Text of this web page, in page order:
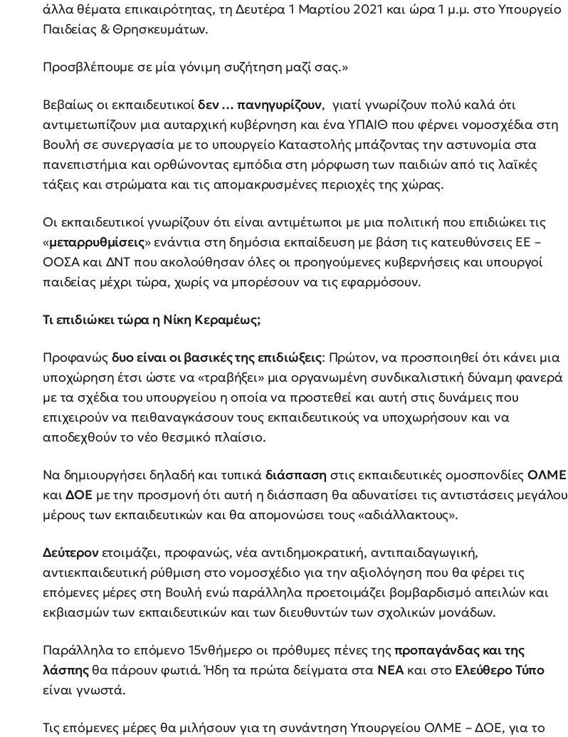
άλλα θέματα επικαιρότητας, τη Δευτέρα 1 Μαρτίου 2021 και ώρα 1 μ.μ. στο Υπουργείο
Παιδείας & Θρησκευμάτων.
Προσβλέπουμε σε μία γόνιμη συζήτηση μαζί σας.»
Βεβαίως οι εκπαιδευτικοί δεν … πανηγυρίζουν, γιατί γνωρίζουν πολύ καλά ότι
αντιμετωπίζουν μια αυταρχική κυβέρνηση και ένα ΥΠΑΙΘ που φέρνει νομοσχέδια στη
Βουλή σε συνεργασία με το υπουργείο Καταστολής μπάζοντας την αστυνομία στα
πανεπιστήμια και ορθώνοντας εμπόδια στη μόρφωση των παιδιών από τις λαϊκές
τάξεις και στρώματα και τις απομακρυσμένες περιοχές της χώρας.
Οι εκπαιδευτικοί γνωρίζουν ότι είναι αντιμέτωποι με μια πολιτική που επιδιώκει τις
«μεταρρυθμίσεις» ενάντια στη δημόσια εκπαίδευση με βάση τις κατευθύνσεις ΕΕ –
ΟΟΣΑ και ΔΝΤ που ακολούθησαν όλες οι προηγούμενες κυβερνήσεις και υπουργοί
παιδείας μέχρι τώρα, χωρίς να μπορέσουν να τις εφαρμόσουν.
Τι επιδιώκει τώρα η Νίκη Κεραμέως;
Προφανώς δυο είναι οι βασικές της επιδιώξεις: Πρώτον, να προσποιηθεί ότι κάνει μια
υποχώρηση έτσι ώστε να «τραβήξει» μια οργανωμένη συνδικαλιστική δύναμη φανερά
με τα σχέδια του υπουργείου η οποία να προστεθεί και αυτή στις δυνάμεις που
επιχειρούν να πειθαναγκάσουν τους εκπαιδευτικούς να υποχωρήσουν και να
αποδεχθούν το νέο θεσμικό πλαίσιο.
Να δημιουργήσει δηλαδή και τυπικά διάσπαση στις εκπαιδευτικές ομοσπονδίεςΟΛΜΕ
καιΔΟΕ με την προσμονή ότι αυτή η διάσπαση θα αδυνατίσει τις αντιστάσεις μεγάλου
μέρους των εκπαιδευτικών και θα απομονώσει τους «αδιάλλακτους».
Δεύτερονετοιμάζει, προφανώς, νέα αντιδημοκρατική, αντιπαιδαγωγική,
αντιεκπαιδευτική ρύθμιση στο νομοσχέδιο για την αξιολόγηση που θα φέρει τις
επόμενες μέρες στη Βουλή ενώ παράλληλα προετοιμάζει βομβαρδισμό απειλών και
εκβιασμών των εκπαιδευτικών και των διευθυντών των σχολικών μονάδων.
Παράλληλα το επόμενο 15νθήμερο οι πρόθυμες πένες τηςπροπαγάνδας και της
λάσπης θα πάρουν φωτιά. Ήδη τα πρώτα δείγματα στα ΝΕΑκαι στο Ελεύθερο Τύπο
είναι γνωστά.
Τις επόμενες μέρες θα μιλήσουν για τη συνάντηση Υπουργείου ΟΛΜΕ – ΔΟΕ, για το